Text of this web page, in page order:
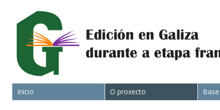
Inicio O proxecto